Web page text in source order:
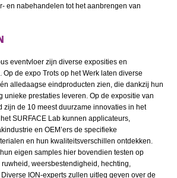
en nabehandelen tot het aanbrengen van
eventvloer zijn diverse exposities en
de expo Trots op het Werk laten diverse
alledaagse eindproducten zien, die dankzij hun
unieke prestaties leveren. Op de expositie van
zijn de 10 meest duurzame innovaties in het
SURFACE Lab kunnen applicateurs,
en OEM’ers de specifieke
en hun kwaliteitsverschillen ontdekken.
eigen samples hier bovendien testen op
ruwheid, weersbestendigheid, hechting,
ION-experts zullen uitleg geven over de